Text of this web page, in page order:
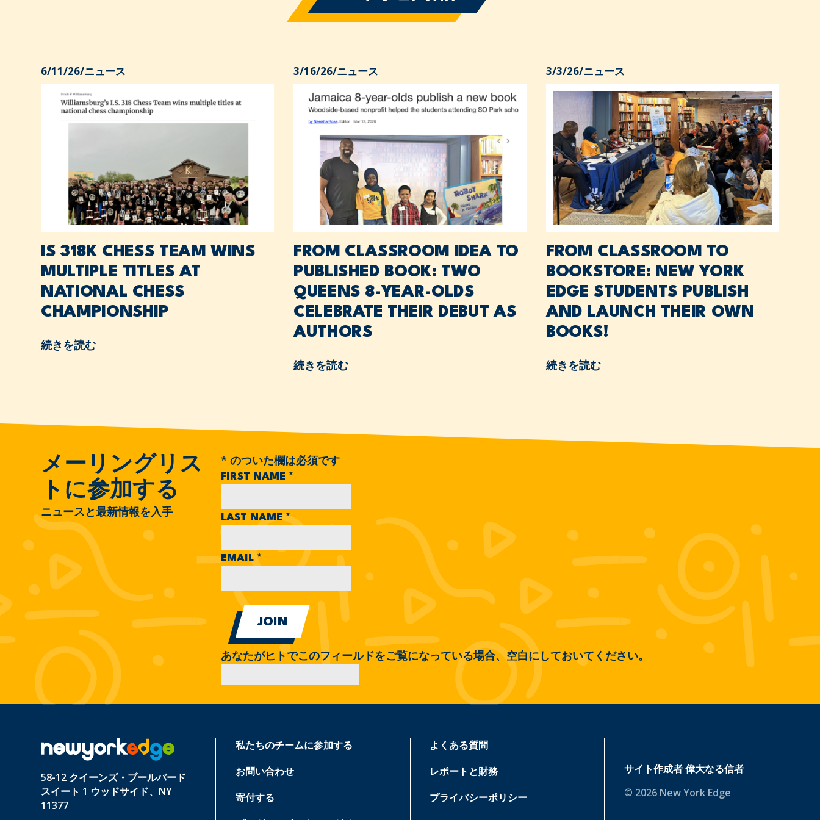
6/11/26/ニュース
IS 318K CHESS TEAM WINS
MULTIPLE TITLES AT
NATIONAL CHESS
CHAMPIONSHIP
続きを読む
3/16/26/ニュース
FROM CLASSROOM IDEA TO
PUBLISHED BOOK: TWO
QUEENS 8-YEAR-OLDS
CELEBRATE THEIR DEBUT AS
AUTHORS
続きを読む
3/3/26/ニュース
FROM CLASSROOM TO
BOOKSTORE: NEW YORK
EDGE STUDENTS PUBLISH
AND LAUNCH THEIR OWN
BOOKS!
続きを読む
メーリングリス
トに参加する
ニュースと最新情報を入手
* のついた欄は必須です
FIRST NAME *
LAST NAME *
EMAIL *
あなたがヒトでこのフィールドをご覧になっている場合、空白にしておいてください。
58-12 クイーンズ・ブールバード
スイート 1 ウッドサイド、NY
11377
私たちのチームに参加する
お問い合わせ
寄付する
よくある質問
レポートと財務
プライバシーポリシー
サイト作成者偉大なる信者
© 2026 New York Edge